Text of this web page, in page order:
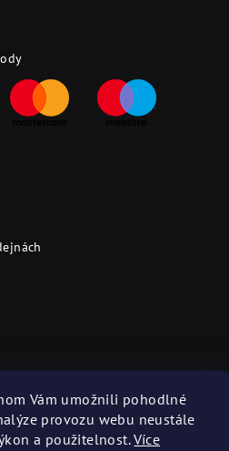
Vám umožnili pohodlné
provozu webu neustále
a použitelnost.Více